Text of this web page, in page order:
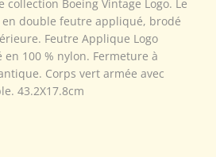
collection Boeing Vintage Logo. Le
en double feutre appliqué, brodé
Feutre Applique Logo
en 100 % nylon. Fermeture à
Corps vert armée avec
43.2X17.8cm